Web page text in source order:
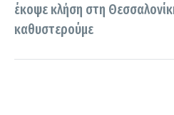
έκοψε κλήση στη
καθυστερούμε